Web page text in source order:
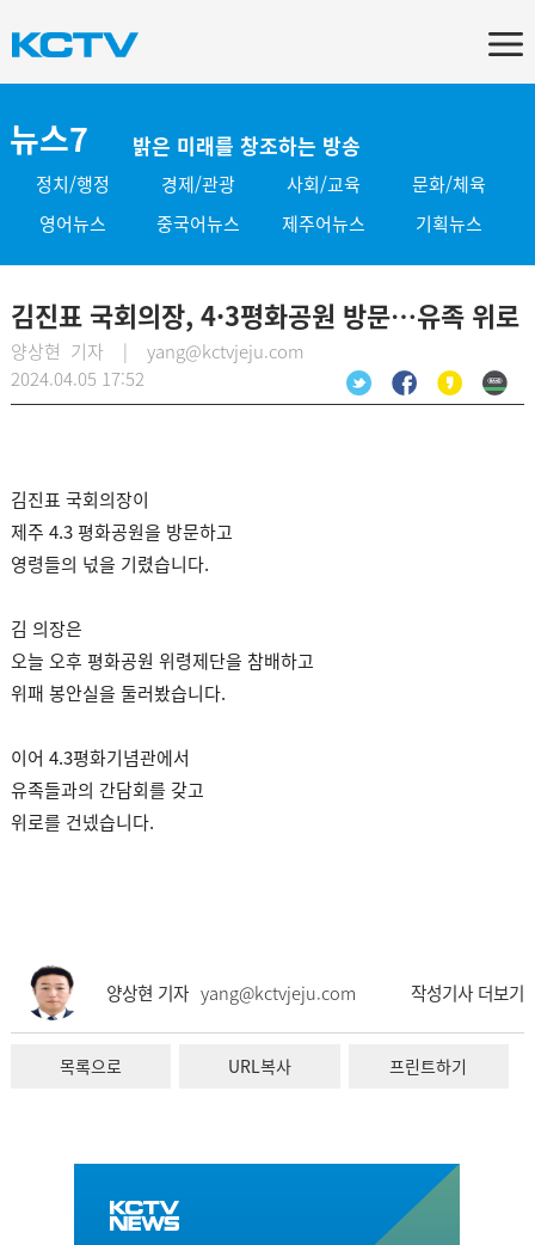
뉴스7 밝은 미래를 창조하는 방송
정치/행정 경제/관광 사회/교육
문화/체육
영어뉴스
중국어뉴스 제주어뉴스 기획뉴스
김진표 국회의장, 4·3평화공원 방문…유족 위로
양상현 기자 | yang@kctvjeju.com
2024.04.05 17:52
김진표 국회의장이
제주 4.3 평화공원을 방문하고
영령들의 넋을 기렸습니다.
김 의장은
오늘 오후 평화공원 위령제단을 참배하고
위패 봉안실을 둘러봤습니다.
이어 4.3평화기념관에서
유족들과의 간담회를 갖고
위로를 건넸습니다.
양상현 기자 yang@kctvjeju.com 작성기사 더보기
목록으로 URL복사 프린트하기